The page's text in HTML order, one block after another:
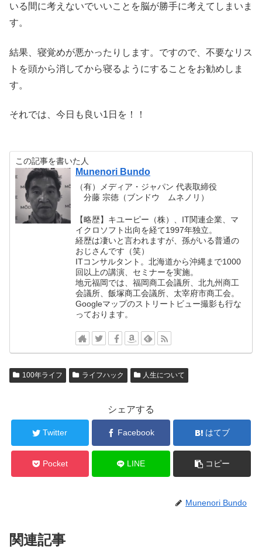
いる間に考えないでいいことを脳が勝手に考えてしまいま
す。
結果、寝覚めが悪かったりします。ですので、不要なリス
トを頭から消してから寝るようにすることをお勧めしま
す。
それでは、今日も良い1日を！！
この記事を書いた人
Munenori Bundo
（有）メディア・ジャパン 代表取締役
分藤 宗徳（ブンドウ ムネノリ）
【略歴】キユーピー（株）、IT関連企業、マ
イクロソフト出向を経て1997年独立。
経歴は凄いと言われますが、孫がいる普通の
おじさんです（笑）
ITコンサルタント。北海道から沖縄まで1000
回以上の講演、セミナーを実施。
地元福岡では、福岡商工会議所、北九州商工
会議所、飯塚商工会議所、太宰府市商工会。
Googleマップのストリートビュー撮影も行な
っております。
100年ライフ ライフハック 人生について
シェアする
Twitter Facebook はてブ
Pocket LINE コピー
Munenori Bundo
関連記事